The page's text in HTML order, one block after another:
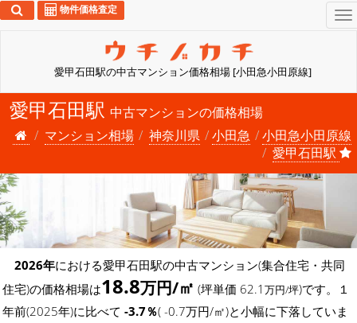
愛甲石田駅の中古マンション価格相場 [小田急小田原線]
物件価格査定
愛甲石田駅 中古マンションの価格相場
マンション相場
神奈川県 小田急
小田急小田原線
愛甲石田駅
2026年における愛甲石田駅の中古マンション(集合住宅・共同
住宅)の価格相場は18.8万円/㎡ (坪単価 62.1 万円/坪)です。１
年前(2025年)に比べて -3.7％( -0.7万円/㎡)と小幅に下落していま